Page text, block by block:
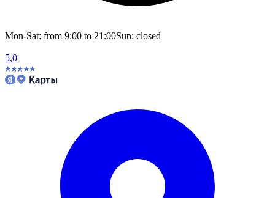
Mon-Sat: from 9:00 to 21:00Sun: closed
5,0